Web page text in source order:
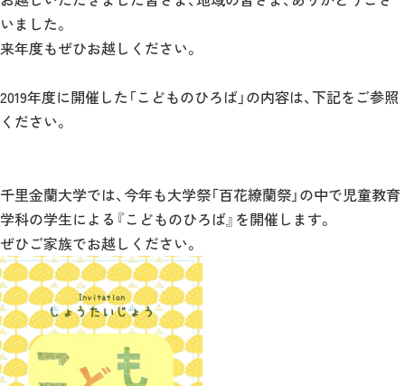
いました。
来年度もぜひお越しください。
2019年度に開催した「こどものひろば」の内容は、下記をご参照
ください。
千里金蘭大学では、今年も大学祭「百花繚蘭祭」の中で児童教育
学科の学生による『こどものひろば』を開催します。
ぜひご家族でお越しください。